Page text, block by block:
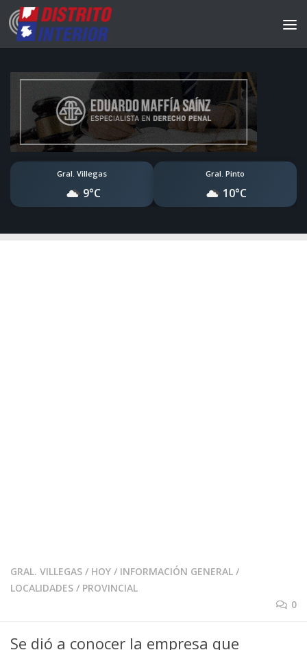
Gral. Villegas
9°C
Gral. Pinto
10°C
GRAL. VILLEGAS / HOY / INFORMACIÓN GENERAL /
LOCALIDADES / PROVINCIAL
0
Se dió a conocer la empresa que